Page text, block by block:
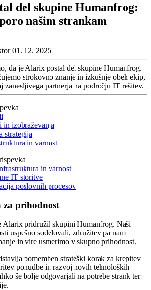
del skupine Humanfrog:
našim strankam
01. 12. 2025
da je Alarix postal del skupine Humanfrog.
strokovno znanje in izkušnje obeh ekip,
zanesljivega partnerja na področju IT rešitev.
in izobraževanja
strategija
in varnost
in varnost
IT storitve
poslovnih procesov
za prihodnost
Alarix pridružil skupini Humanfrog. Naši
uspešno sodelovali, združitev pa nam
in vire usmerimo v skupno prihodnost.
pomemben strateški korak za krepitev
ponudbe in razvoj novih tehnoloških
še bolje odgovarjali na potrebe strank ter